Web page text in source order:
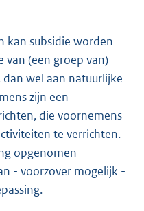
kan subsidie worden
van (een groep van)
wel aan natuurlijke
zijn een
die voornemens
te verrichten.
opgenomen
- voorzover mogelijk -